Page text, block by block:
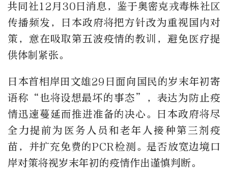
共同社12月30日消息，鉴于奥密克戎毒株社区
传播频发，日本政府将把方针改为重视国内对
策，意在吸取第五波疫情的教训，避免医疗提
供体制紧张。
日本首相岸田文雄29日面向国民的岁末年初寄
语称“也将设想最坏的事态”，表达为防止疫
情迅速蔓延而推进准备的决心。日本政府将尽
全力提前为医务人员和老年人接种第三剂疫
苗，并扩充免费的PCR检测。是否放宽边境口
岸对策将视岁末年初的疫情作出谨慎判断。